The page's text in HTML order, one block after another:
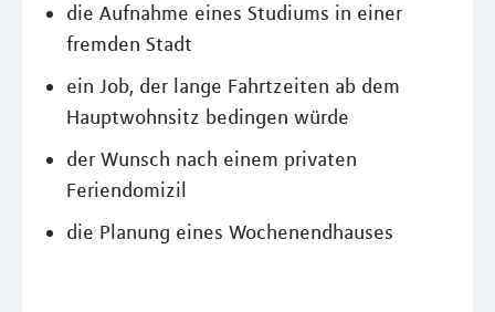
die Aufnahme eines Studiums in einer
fremden Stadt
ein Job, der lange Fahrtzeiten ab dem
Hauptwohnsitz bedingen würde
der Wunsch nach einem privaten
Feriendomizil
die Planung eines Wochenendhauses